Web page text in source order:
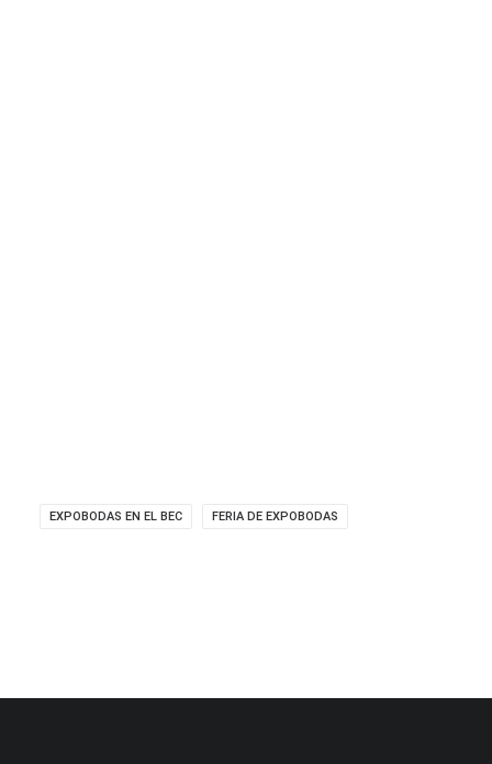
EXPOBODAS EN EL BEC FERIA DE EXPOBODAS